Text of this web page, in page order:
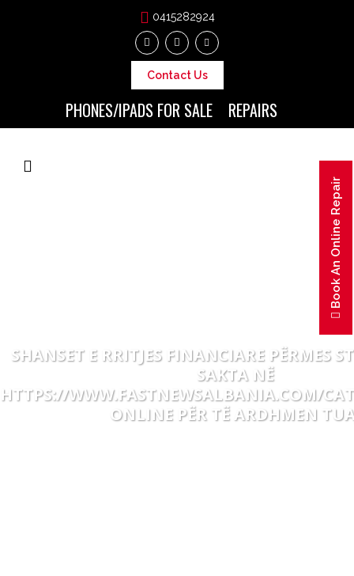
0415282924
Contact Us
PHONES/IPADS FOR SALE REPAIRS
SHANSET E RRITJES FINANCIARE PËRMES
SAKTA NË
HTTPS://WWW.FASTNEWSALBANIA.COM/
ONLINE PËR TË ARDHMEN
Book An Online Repair